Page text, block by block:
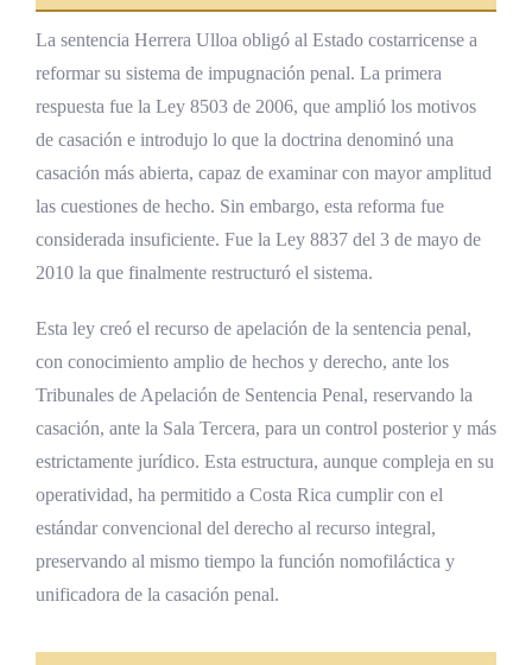
La sentencia Herrera Ulloa obligó al Estado costarricense a
reformar su sistema de impugnación penal. La primera
respuesta fue la Ley 8503 de 2006, que amplió los motivos
de casación e introdujo lo que la doctrina denominó una
casación más abierta, capaz de examinar con mayor amplitud
las cuestiones de hecho. Sin embargo, esta reforma fue
considerada insuficiente. Fue la Ley 8837 del 3 de mayo de
2010 la que finalmente restructuró el sistema.
Esta ley creó el recurso de apelación de la sentencia penal,
con conocimiento amplio de hechos y derecho, ante los
Tribunales de Apelación de Sentencia Penal, reservando la
casación, ante la Sala Tercera, para un control posterior y más
estrictamente jurídico. Esta estructura, aunque compleja en su
operatividad, ha permitido a Costa Rica cumplir con el
estándar convencional del derecho al recurso integral,
preservando al mismo tiempo la función nomofiláctica y
unificadora de la casación penal.